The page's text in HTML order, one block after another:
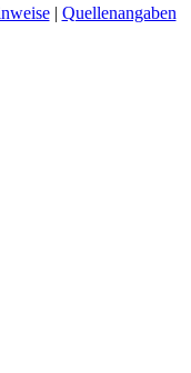
| Quellenangaben